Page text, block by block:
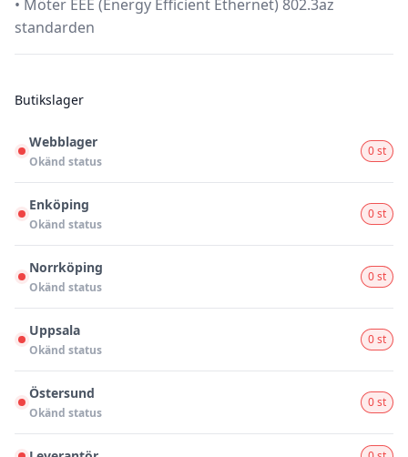
• Möter EEE (Energy Efficient Ethernet) 802.3az
standarden
Butikslager
Webblager
Okänd status
0 st
Enköping
Okänd status
0 st
Norrköping
Okänd status
0 st
Uppsala
Okänd status
0 st
Östersund
Okänd status
0 st